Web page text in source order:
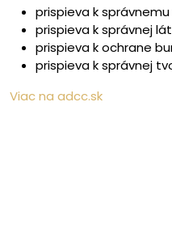
prispieva k
prispieva k správnej
prispieva k ochrane
prispieva k správnej
Viac na adcc.sk